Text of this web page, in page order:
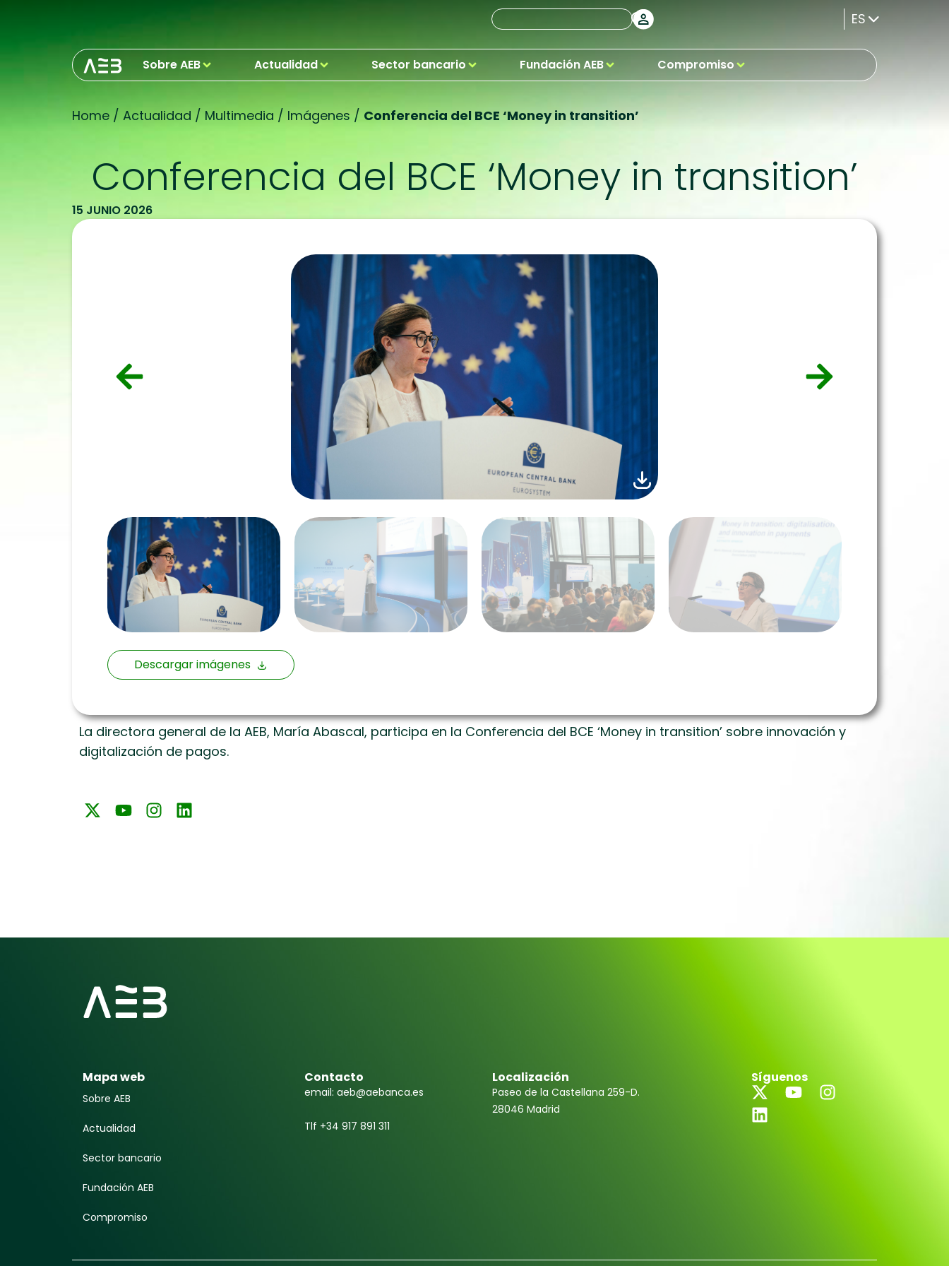
ES
Sobre AEB Actualidad Sector bancario Fundación AEB Compromiso
Home / Actualidad / Multimedia / Imágenes / Conferencia del BCE ‘Money in transition’
Conferencia del BCE ‘Money in transition’
15 JUNIO 2026
Descargar imágenes
La directora general de la AEB, María Abascal, participa en la Conferencia del BCE ‘Money in transition’ sobre innovación y
digitalización de pagos.
Mapa web
Sobre AEB
Actualidad
Sector bancario
Fundación AEB
Compromiso
Contacto
email: aeb@aebanca.es
Tlf +34 917 891 311
Localización
Paseo de la Castellana 259-D.
28046 Madrid
Síguenos